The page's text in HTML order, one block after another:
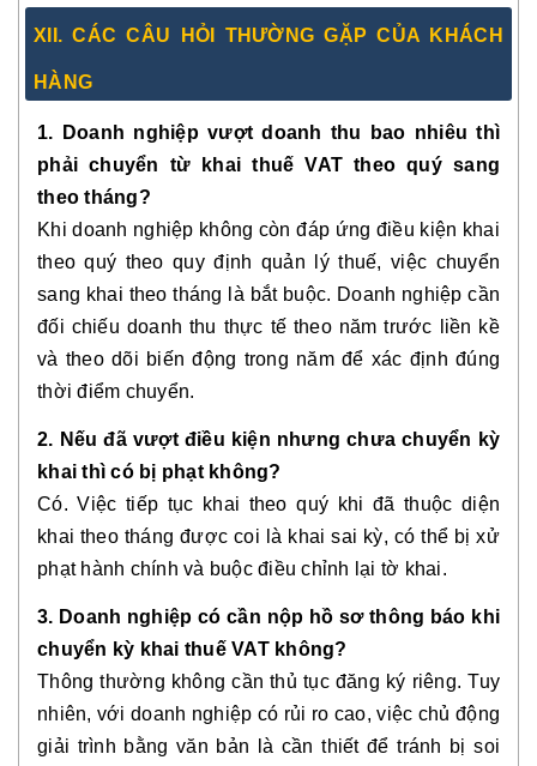
XII. CÁC CÂU HỎI THƯỜNG GẶP CỦA KHÁCH
HÀNG
1. Doanh nghiệp vượt doanh thu bao nhiêu thì
phải chuyển từ khai thuế VAT theo quý sang
theo tháng?
Khi doanh nghiệp không còn đáp ứng điều kiện khai
theo quý theo quy định quản lý thuế, việc chuyển
sang khai theo tháng là bắt buộc. Doanh nghiệp cần
đối chiếu doanh thu thực tế theo năm trước liền kề
và theo dõi biến động trong năm để xác định đúng
thời điểm chuyển.
2. Nếu đã vượt điều kiện nhưng chưa chuyển kỳ
khai thì có bị phạt không?
Có. Việc tiếp tục khai theo quý khi đã thuộc diện
khai theo tháng được coi là khai sai kỳ, có thể bị xử
phạt hành chính và buộc điều chỉnh lại tờ khai.
3. Doanh nghiệp có cần nộp hồ sơ thông báo khi
chuyển kỳ khai thuế VAT không?
Thông thường không cần thủ tục đăng ký riêng. Tuy
nhiên, với doanh nghiệp có rủi ro cao, việc chủ động
giải trình bằng văn bản là cần thiết để tránh bị soi